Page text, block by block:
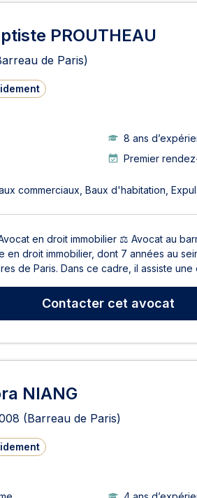
à
PROUTHEAU
de Paris)
8 ans
Premier
commerciaux Baux d'habitation
en droit immobilier ⚖️ Avocat au
droit immobilier, dont 7 années au
de Paris. Dans ce cadre, il assiste une
Contactercet avocat
NIANG
(Barreau de Paris)